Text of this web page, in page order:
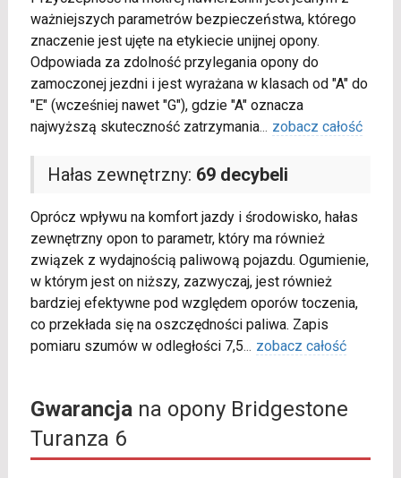
ważniejszych parametrów bezpieczeństwa, którego
znaczenie jest ujęte na etykiecie unijnej opony.
Odpowiada za zdolność przylegania opony do
zamoczonej jezdni i jest wyrażana w klasach od "A" do
"E" (wcześniej nawet "G"), gdzie "A" oznacza
najwyższą skuteczność zatrzymania... zobacz całość
Hałas zewnętrzny: 69 decybeli
Oprócz wpływu na komfort jazdy i środowisko, hałas
zewnętrzny opon to parametr, który ma również
związek z wydajnością paliwową pojazdu. Ogumienie,
w którym jest on niższy, zazwyczaj, jest również
bardziej efektywne pod względem oporów toczenia,
co przekłada się na oszczędności paliwa. Zapis
pomiaru szumów w odległości 7,5... zobacz całość
Gwarancjana opony Bridgestone
Turanza 6